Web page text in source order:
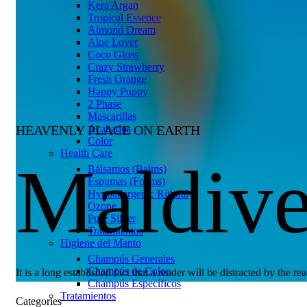
Kera Argan
Tropical Essence
Almond Dream
Aloe Lover
Coco Gloss
Crazy Strawberry
Fresh Orange
Happy Puppy
2 Phase
Mascarillas
Acabados
Color
Health Care
Bálsamos (Balms)
Espumas (Foams)
Hypoallergenic Rithual
Ozone
Pure Silver
Tratamientos
Higiene del Manto
Champús Generales
Champús de Color
Champús Específicos
Tratamientos
HEAVENLY PLACE ON EARTH
It is a long established fact that a reader will be distracted by the
Categories